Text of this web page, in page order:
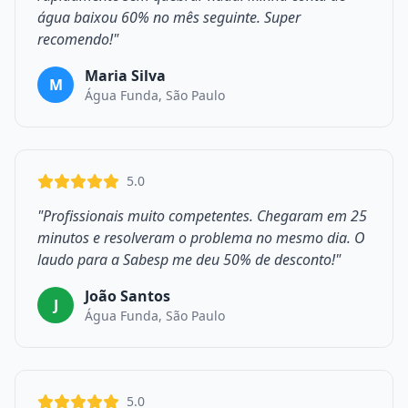
água baixou 60% no mês seguinte. Super
recomendo!"
M Maria Silva
Água Funda, São Paulo
5.0
"Profissionais muito competentes. Chegaram em 25
minutos e resolveram o problema no mesmo dia. O
laudo para a Sabesp me deu 50% de desconto!"
J João Santos
Água Funda, São Paulo
5.0